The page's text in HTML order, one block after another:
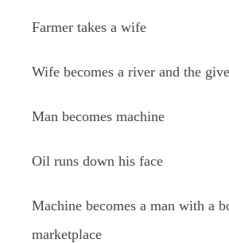
Farmer takes a wife
Wife becomes a river and the
Man becomes machine
Oil runs down his face
Machine becomes a man with a
marketplace